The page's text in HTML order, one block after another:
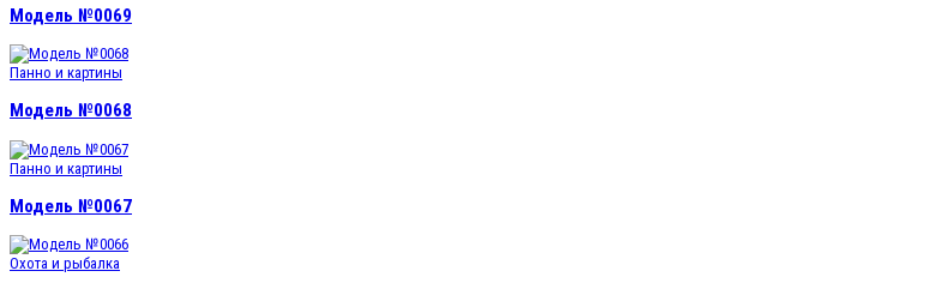
Модель №0069
Панно и картины
Модель №0068
Панно и картины
Модель №0067
Охота и рыбалка